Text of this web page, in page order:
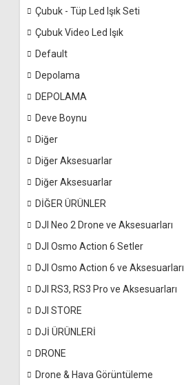
Çubuk - Tüp Led Işık Seti
Çubuk Video Led Işık
Default
Depolama
DEPOLAMA
Deve Boynu
Diğer
Diğer Aksesuarlar
Diğer Aksesuarlar
DİĞER ÜRÜNLER
DJI Neo 2 Drone ve Aksesuarları
DJI Osmo Action 6 Setler
DJI Osmo Action 6 ve Aksesuarları
DJI RS3, RS3 Pro ve Aksesuarları
DJI STORE
DJİ ÜRÜNLERİ
DRONE
Drone & Hava Görüntüleme